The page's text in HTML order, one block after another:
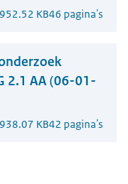
952.52 KB46 pagina's
2.1 AA (06-01-
938.07 KB42 pagina's